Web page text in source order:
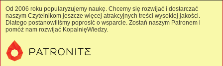
Od 2006 roku popularyzujemy naukę. Chcemy się rozwijać i dostarczać
naszym Czytelnikom jeszcze więcej atrakcyjnych treści wysokiej jakości.
Dlatego postanowiliśmy poprosić o wsparcie. Zostań naszym Patronem i
pomóż nam rozwijać KopalnięWiedzy.